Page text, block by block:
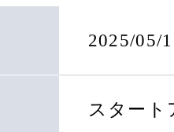
2025/05/
スタート